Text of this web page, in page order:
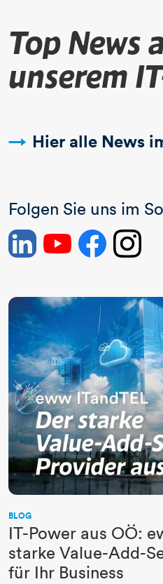
Top News
unserem
​​​​​​​​​​​​​​Hier alle News
​​​Folgen Sie uns im
BLOG
IT-Power aus OÖ:
starke Value-Add-
für Ihr Business